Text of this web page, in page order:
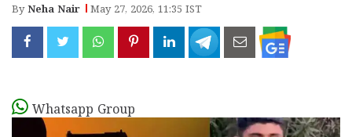
ByNeha Nair May 27, 2026, 11:35 IST
Whatsapp Group